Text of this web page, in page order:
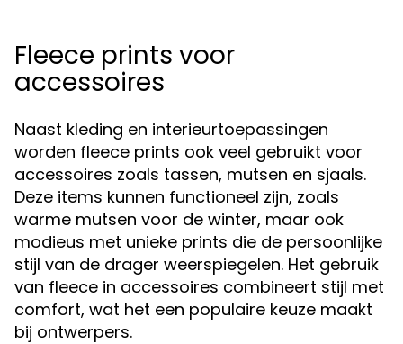
Fleece prints voor
accessoires
Naast kleding en interieurtoepassingen
worden fleece prints ook veel gebruikt voor
accessoires zoals tassen, mutsen en sjaals.
Deze items kunnen functioneel zijn, zoals
warme mutsen voor de winter, maar ook
modieus met unieke prints die de persoonlijke
stijl van de drager weerspiegelen. Het gebruik
van fleece in accessoires combineert stijl met
comfort, wat het een populaire keuze maakt
bij ontwerpers.